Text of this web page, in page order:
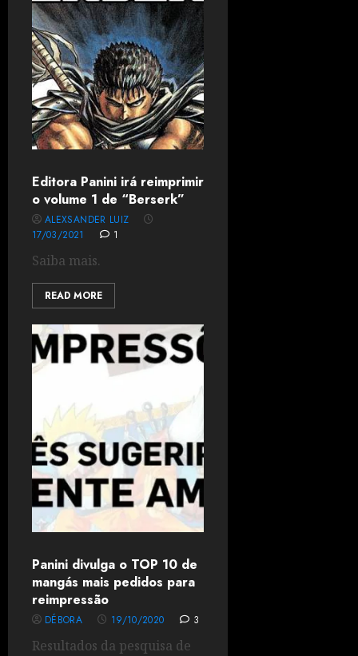
Editora Panini irá reimprimir
o volume 1 de “Berserk”
ALEXSANDER LUIZ
17/03/2021
1
Saiba mais.
READ MORE
Panini divulga o TOP 10 de
mangás mais pedidos para
reimpressão
DÉBORA 19/10/2020 3
Resultados da pesquisa de